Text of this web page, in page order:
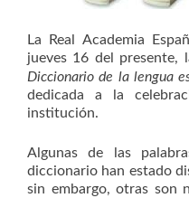
La Real Academia
jueves 16 del presente,
Diccionario de la lengua
dedicada a la
institución.
Algunas de las
diccionario han estado
sin embargo, otras son